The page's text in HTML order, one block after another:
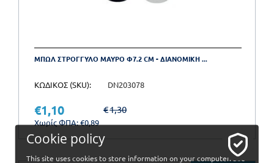
ΜΠΩΛ ΣΤΡΟΓΓΥΛΟ ΜΑΥΡΟ Φ7.2 CM - ΔΙΑΝΟΜΙΚΗ ...
ΚΩΔΙΚΟΣ (SKU): DN203078
€1,30
€1,10
Χωρίς ΦΠΑ:€0,89
Cookie policy
This site uses cookies to store information on your computer. See